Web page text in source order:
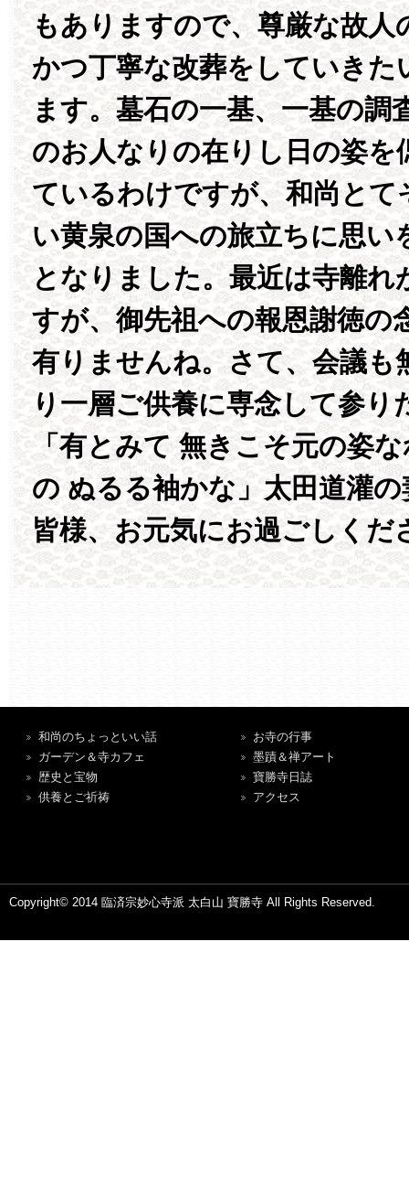
もありますので、尊厳な故人
かつ丁寧な改葬をしていきた
ます。墓石の一基、一基の調
のお人なりの在りし日の姿を
ているわけですが、和尚とて
い黄泉の国への旅立ちに思い
となりました。最近は寺離れ
すが、御先祖への報恩謝徳の
有りませんね。さて、会議も
り一層ご供養に専念して参り
「有とみて 無きこそ元の姿
の ぬるる袖かな」太田道灌
皆様、お元気にお過ごしくだ
和尚のちょっといい話
ガーデン＆寺カフェ
歴史と宝物
供養とご祈祷
お寺の行事
墨蹟＆禅アート
寶勝寺日誌
アクセス
Copyright© 2014 臨済宗妙心寺派 太白山 寶勝寺 All Rights Reserved.